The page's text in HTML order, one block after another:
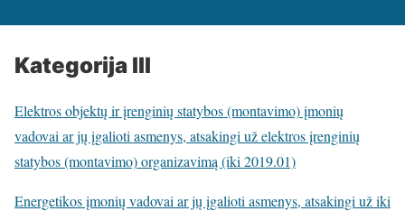
Kategorija III
Elektros objektų ir įrenginių statybos (montavimo) įmonių
vadovai ar jų įgalioti asmenys, atsakingi už elektros įrenginių
statybos (montavimo) organizavimą (iki 2019.01)
Energetikos įmonių vadovai ar jų įgalioti asmenys, atsakingi už iki